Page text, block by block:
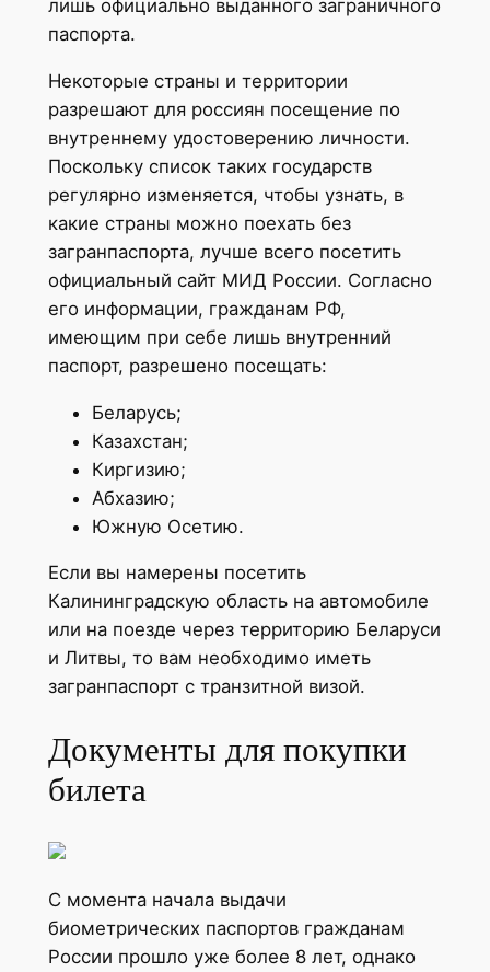
лишь официально выданного заграничного
паспорта.
Некоторые страны и территории
разрешают для россиян посещение по
внутреннему удостоверению личности.
Поскольку список таких государств
регулярно изменяется, чтобы узнать, в
какие страны можно поехать без
загранпаспорта, лучше всего посетить
официальный сайт МИД России. Согласно
его информации, гражданам РФ,
имеющим при себе лишь внутренний
паспорт, разрешено посещать:
Беларусь;
Казахстан;
Киргизию;
Абхазию;
Южную Осетию.
Если вы намерены посетить
Калининградскую область на автомобиле
или на поезде через территорию Беларуси
и Литвы, то вам необходимо иметь
загранпаспорт с транзитной визой.
Документы для покупки
билета
С момента начала выдачи
биометрических паспортов гражданам
России прошло уже более 8 лет, однако